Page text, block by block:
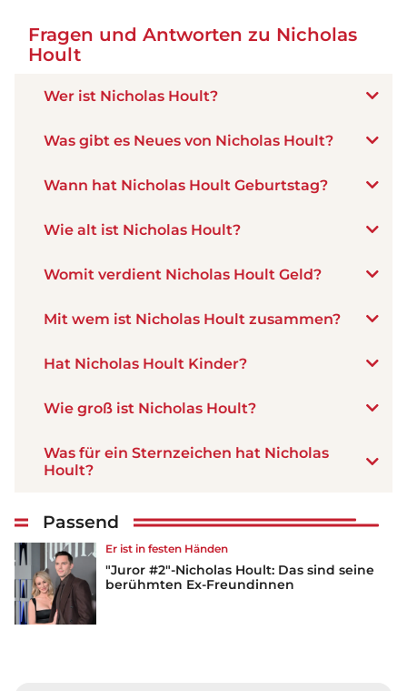
Fragen und Antworten zu Nicholas
Hoult
Wer ist Nicholas Hoult?
Was gibt es Neues von Nicholas Hoult?
Wann hat Nicholas Hoult Geburtstag?
Wie alt ist Nicholas Hoult?
Womit verdient Nicholas Hoult Geld?
Mit wem ist Nicholas Hoult zusammen?
Hat Nicholas Hoult Kinder?
Wie groß ist Nicholas Hoult?
Was für ein Sternzeichen hat Nicholas
Hoult?
Passend
Er ist in festen Händen
"Juror #2"-Nicholas Hoult: Das sind seine
berühmten Ex-Freundinnen